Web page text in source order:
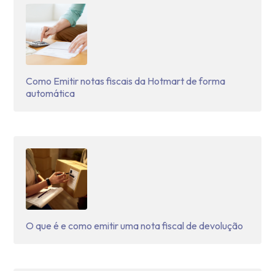
Como Emitir notas fiscais da Hotmart de forma
automática
O que é e como emitir uma nota fiscal de devolução